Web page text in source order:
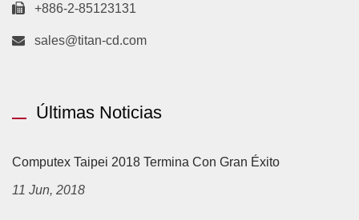
+886-2-85123131
sales@titan-cd.com
Últimas Noticias
Computex Taipei 2018 Termina Con Gran Éxito
11 Jun, 2018